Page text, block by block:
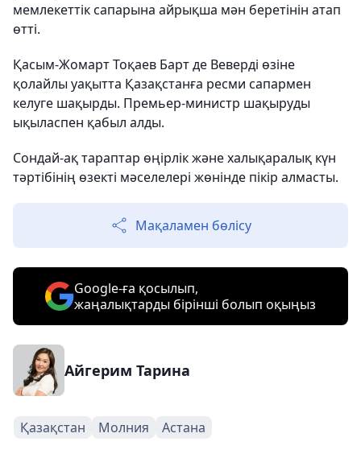
мемлекеттік сапарына айрықша мән беретінін атап
өтті.
Қасым-Жомарт Тоқаев Барт де Веверді өзіне
қолайлы уақытта Қазақстанға ресми сапармен
келуге шақырды. Премьер-министр шақыруды
ықыласпен қабыл алды.
Сондай-ақ тараптар өңірлік және халықаралық күн
тәртібінің өзекті мәселелері жөнінде пікір алмасты.
Мақаламен бөлісу
Google-ға қосылып,
жаңалықтарды бірінші болып оқыңыз
Айгерим Тарина
Қазақстан Молния Астана